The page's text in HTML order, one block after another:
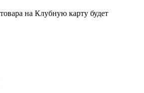
на Клубную карту будет